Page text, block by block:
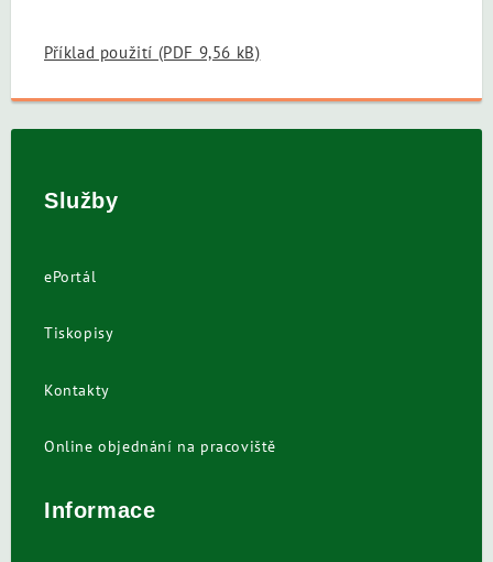
Příklad použití (PDF 9,56 kB)
Služby
ePortál
Tiskopisy
Kontakty
Online objednání na pracoviště
Informace